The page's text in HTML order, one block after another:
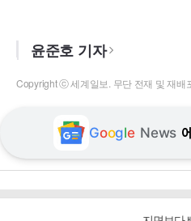
윤준호 기자
Copyright ⓒ 세계일보. 무단 전재 및 재배
Google News